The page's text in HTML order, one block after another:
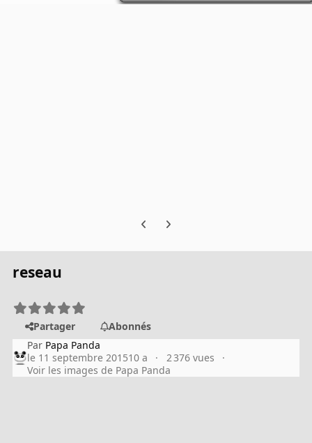
Previous carousel slide
Next carousel slide
reseau
Partager
Abonnés
Par Papa Panda
le 11 septembre 201510 a
2 376 vues
Voir les images de Papa Panda